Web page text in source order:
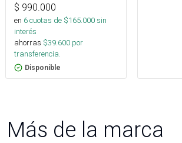
$ 990.000
en 6cuotas de $165.000sin
interés
ahorras $39.600 por
transferencia.
Disponible
Más de la marca